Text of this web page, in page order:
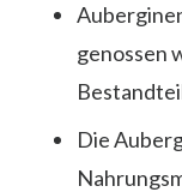
genossen
Die